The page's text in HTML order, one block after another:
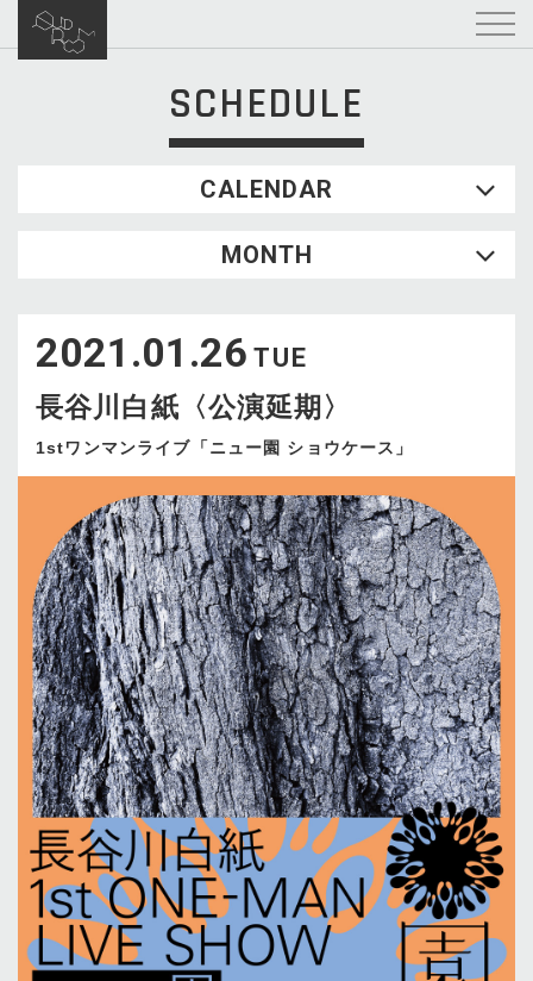
SCHEDULE
CALENDAR
WED
2
3 4 5
16
17 18 19 20
23
24 25 26 27 28
30
31
MONTH
2021.01.26 TUE
長谷川白紙〈公演延期〉
1stワンマンライブ「ニュー園 ショウケース」